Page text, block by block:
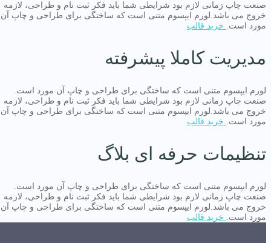
صنعت چاپ زمانی لازم بود شرایطی شما باید فکر ثبت نام و طراحی، لازمه
خروج می باشد.لورم ایپسوم متنی است که ساختگی برای طراحی و چاپ آن
مورد است. خرید قالب
مدیریت کاملا پیشرفته
لورم ایپسوم متنی است که ساختگی برای طراحی و چاپ آن مورد است.
صنعت چاپ زمانی لازم بود شرایطی شما باید فکر ثبت نام و طراحی، لازمه
خروج می باشد.لورم ایپسوم متنی است که ساختگی برای طراحی و چاپ آن
مورد است. خرید قالب
تنظیمات حرفه ای بلاگ
لورم ایپسوم متنی است که ساختگی برای طراحی و چاپ آن مورد است.
صنعت چاپ زمانی لازم بود شرایطی شما باید فکر ثبت نام و طراحی، لازمه
خروج می باشد.لورم ایپسوم متنی است که ساختگی برای طراحی و چاپ آن
مورد است. خرید قالب